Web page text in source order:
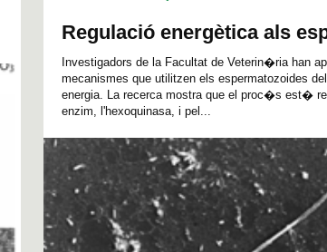
Regulació energètica als
Investigadors de la Facultat de Veterin�ria han
mecanismes que utilitzen els espermatozoides
energia. La recerca mostra que el proc�s est�
enzim, l'hexoquinasa, i pel...